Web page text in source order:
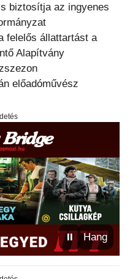
biztosítja az ingyenes
felelős állattartást a
Alapítvány
előadóművész
⏸ Hang